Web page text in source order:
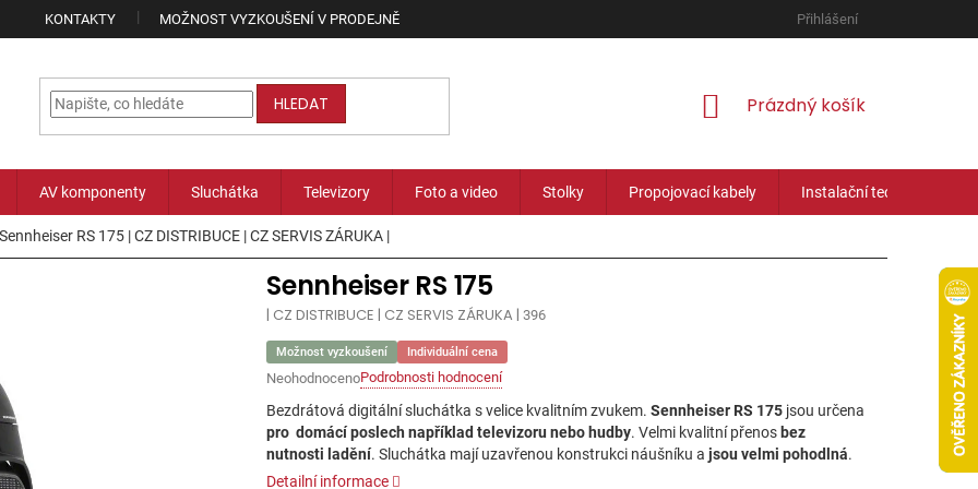
KONTAKTY MOŽNOST VYZKOUŠENÍ V PRODEJNĚ Přihlášení
HLEDAT
NÁKUPNÍ
Prázdný košík
AV komponenty Sluchátka Televizory Foto a video Stolky Propojovací kabely Instalační technika
Sennheiser RS 175 | CZ DISTRIBUCE | CZ SERVIS ZÁRUKA |
Možnost vyzkoušení Individuální cena
Průměrné
hodnocení
produktu
je
0,0
z
NeohodnocenoPodrobnosti hodnocení
Sennheiser RS 175
| CZ DISTRIBUCE | CZ SERVIS ZÁRUKA | 396
Bezdrátová digitální sluchátka s velice kvalitním zvukem. Sennheiser RS 175 jsou určena
pro domácí poslech například televizoru nebo hudby. Velmi kvalitní přenos bez
nutnosti ladění. Sluchátka mají uzavřenou konstrukci náušníku a jsou velmi pohodlná.
Detailní informace